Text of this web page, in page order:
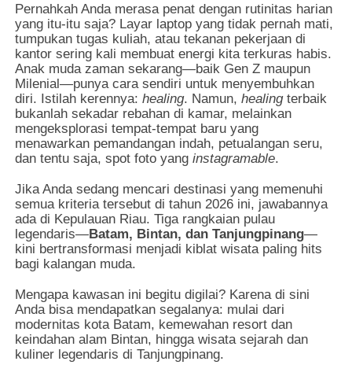
Pernahkah Anda merasa penat dengan rutinitas harian
yang itu-itu saja? Layar laptop yang tidak pernah mati,
tumpukan tugas kuliah, atau tekanan pekerjaan di
kantor sering kali membuat energi kita terkuras habis.
Anak muda zaman sekarang—baik Gen Z maupun
Milenial—punya cara sendiri untuk menyembuhkan
diri. Istilah kerennya:healing. Namun,healingterbaik
bukanlah sekadar rebahan di kamar, melainkan
mengeksplorasi tempat-tempat baru yang
menawarkan pemandangan indah, petualangan seru,
dan tentu saja, spot foto yanginstagramable.
Jika Anda sedang mencari destinasi yang memenuhi
semua kriteria tersebut di tahun 2026 ini, jawabannya
ada di Kepulauan Riau. Tiga rangkaian pulau
legendaris—Batam, Bintan, dan Tanjungpinang—
kini bertransformasi menjadi kiblat wisata paling hits
bagi kalangan muda.
Mengapa kawasan ini begitu digilai? Karena di sini
Anda bisa mendapatkan segalanya: mulai dari
modernitas kota Batam, kemewahan resort dan
keindahan alam Bintan, hingga wisata sejarah dan
kuliner legendaris di Tanjungpinang.